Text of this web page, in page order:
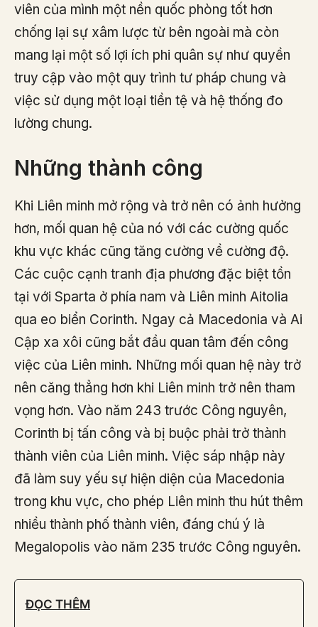
viên của mình một nền quốc phòng tốt hơn
chống lại sự xâm lược từ bên ngoài mà còn
mang lại một số lợi ích phi quân sự như quyền
truy cập vào một quy trình tư pháp chung và
việc sử dụng một loại tiền tệ và hệ thống đo
lường chung.
Những thành công
Khi Liên minh mở rộng và trở nên có ảnh hưởng
hơn, mối quan hệ của nó với các cường quốc
khu vực khác cũng tăng cường về cường độ.
Các cuộc cạnh tranh địa phương đặc biệt tồn
tại với Sparta ở phía nam và Liên minh Aitolia
qua eo biển Corinth. Ngay cả Macedonia và Ai
Cập xa xôi cũng bắt đầu quan tâm đến công
việc của Liên minh. Những mối quan hệ này trở
nên căng thẳng hơn khi Liên minh trở nên tham
vọng hơn. Vào năm 243 trước Công nguyên,
Corinth bị tấn công và bị buộc phải trở thành
thành viên của Liên minh. Việc sáp nhập này
đã làm suy yếu sự hiện diện của Macedonia
trong khu vực, cho phép Liên minh thu hút thêm
nhiều thành phố thành viên, đáng chú ý là
Megalopolis vào năm 235 trước Công nguyên.
ĐỌC THÊM